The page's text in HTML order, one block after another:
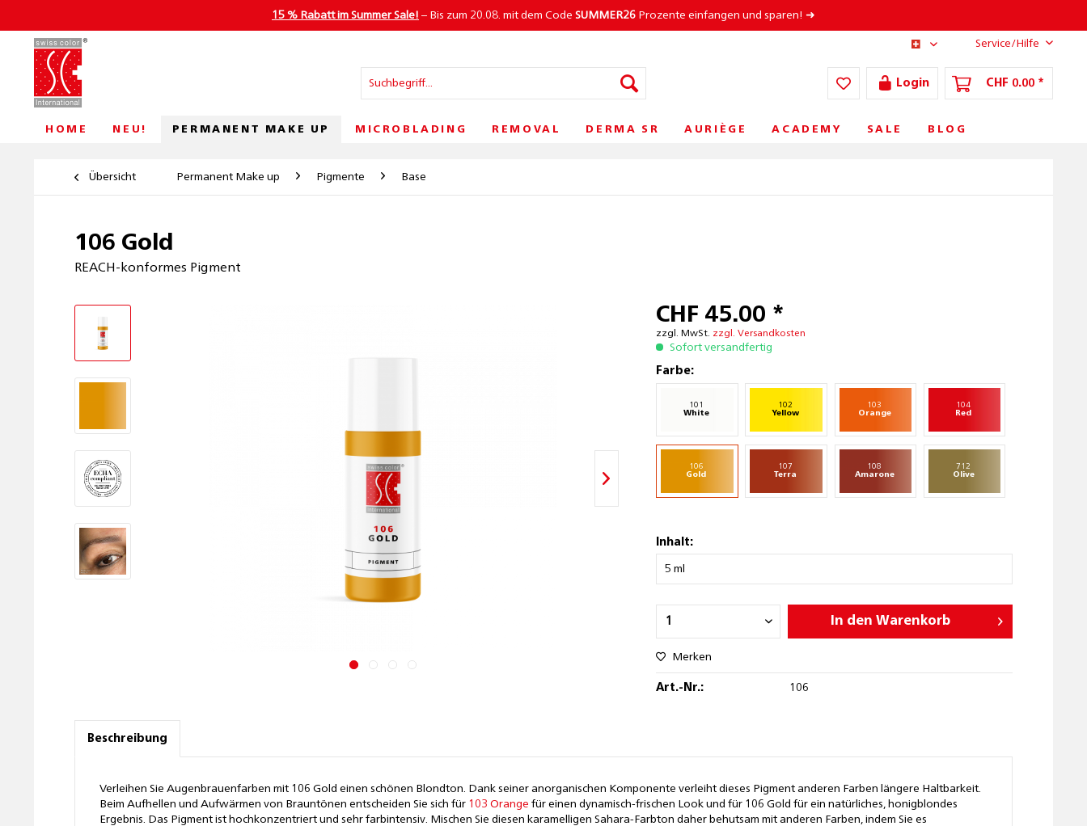
15 % Rabatt im Summer Sale! – Bis zum 20.08. mit dem Code SUMMER26 Prozente einfangen und sparen! ➜
CH/DE Service/Hilfe
Login CHF 0.00 *
HOME NEU! PERMANENT MAKE UP MICROBLADING REMOVAL DERMA SR AURIÈGE ACADEMY SALE BLOG
Übersicht Permanent Make up Pigmente Base
106 Gold
REACH-konformes Pigment
CHF 45.00 *
zzgl. MwSt. zzgl. Versandkosten
Sofort versandfertig
Farbe:
101
White
102
Yellow
103
Orange
104
Red
106
Gold
107
Terra
108
Amarone
712
Olive
Inhalt:
In den Warenkorb
Merken
Art.-Nr.: 106
Beschreibung
Verleihen Sie Augenbrauenfarben mit 106 Gold einen schönen Blondton. Dank seiner anorganischen Komponente verleiht dieses Pigment anderen Farben längere Haltbarkeit.
Beim Aufhellen und Aufwärmen von Brauntönen entscheiden Sie sich für 103 Orange für einen dynamisch-frischen Look und für 106 Gold für ein natürliches, honigblondes
Ergebnis. Das Pigment ist hochkonzentriert und sehr farbintensiv. Mischen Sie diesen karamelligen Sahara-Farbton daher behutsam mit anderen Farben, indem Sie es